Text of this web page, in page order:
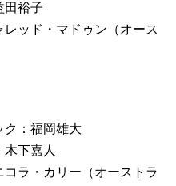
田裕子
ッド・マドゥン（オース
ク：福岡雄大
下嘉人
ラ・カリー（オーストラ